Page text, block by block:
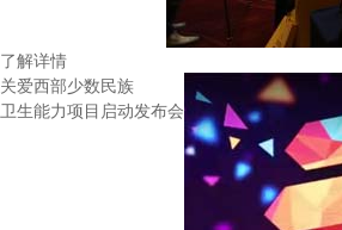
了解详情
关爱西部少数民族
卫生能力项目启动发布会